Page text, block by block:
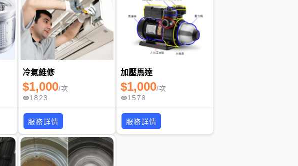
冷氣維修
$1,000/次
1823
服務詳情
加壓馬達
$1,000/次
1578
服務詳情